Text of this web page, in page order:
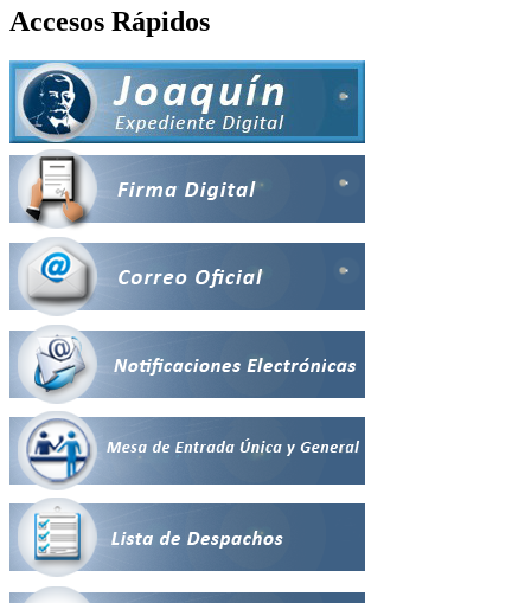
Accesos Rápidos